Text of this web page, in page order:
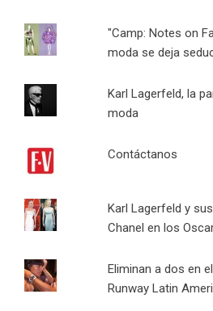
"Camp: Notes on
moda se deja
Karl Lagerfeld, la
moda
Contáctanos
Karl Lagerfeld y
Chanel en los
Eliminan a dos en
Runway Latin